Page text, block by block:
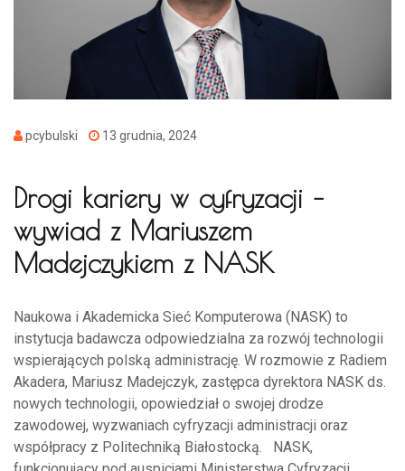
pcybulski 13 grudnia, 2024
Drogi kariery w cyfryzacji –
wywiad z Mariuszem
Madejczykiem z NASK
Naukowa i Akademicka Sieć Komputerowa (NASK) to
instytucja badawcza odpowiedzialna za rozwój technologii
wspierających polską administrację. W rozmowie z Radiem
Akadera, Mariusz Madejczyk, zastępca dyrektora NASK ds.
nowych technologii, opowiedział o swojej drodze
zawodowej, wyzwaniach cyfryzacji administracji oraz
współpracy z Politechniką Białostocką. NASK,